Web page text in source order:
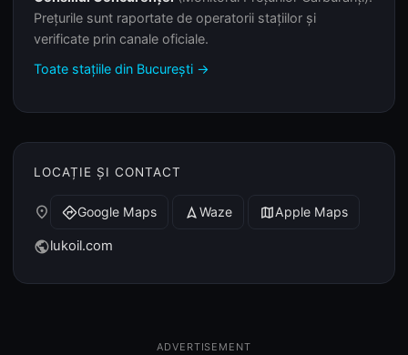
Prețurile sunt raportate de operatorii stațiilor și
verificate prin canale oficiale.
Toate stațiile din București →
LOCAȚIE ȘI CONTACT
place directionsGoogle Maps navigation Waze mapApple Maps
publiclukoil.com
ADVERTISEMENT